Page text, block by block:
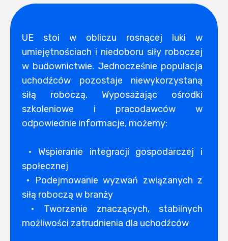
UE stoi w obliczu rosnącej luki w
umiejętnościach i niedoboru siły roboczej
w budownictwie. Jednocześnie populacja
uchodźców pozostaje niewykorzystaną
siłą roboczą. Wyposażając ośrodki
szkoleniowe i pracodawców w
odpowiednie informacje, możemy:
• Wspieranie integracji gospodarczej i
społecznej
• Podejmowanie wyzwań związanych z
siłą roboczą w branży
• Tworzenie znaczących, stabilnych
możliwości zatrudnienia dla uchodźców